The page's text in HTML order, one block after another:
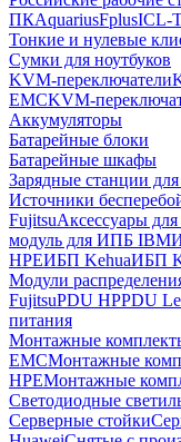
ПКAquariusFplusICL-
Тонкие и нулевые
Сумки для ноутбуков
KVM-переключатели
EMCKVM-
Аккумуляторы
Батарейные блоки
Батарейные шкафы
Зарядные станции
Источники
FujitsuАксессуары
модуль для ИПБ IBM
HPEИБП KehuaИБП
Модули
FujitsuPDU HPPDU
питания
Монтажные
EMCМонтажные
HPEМонтажные
Светодиодные
Серверные стойки